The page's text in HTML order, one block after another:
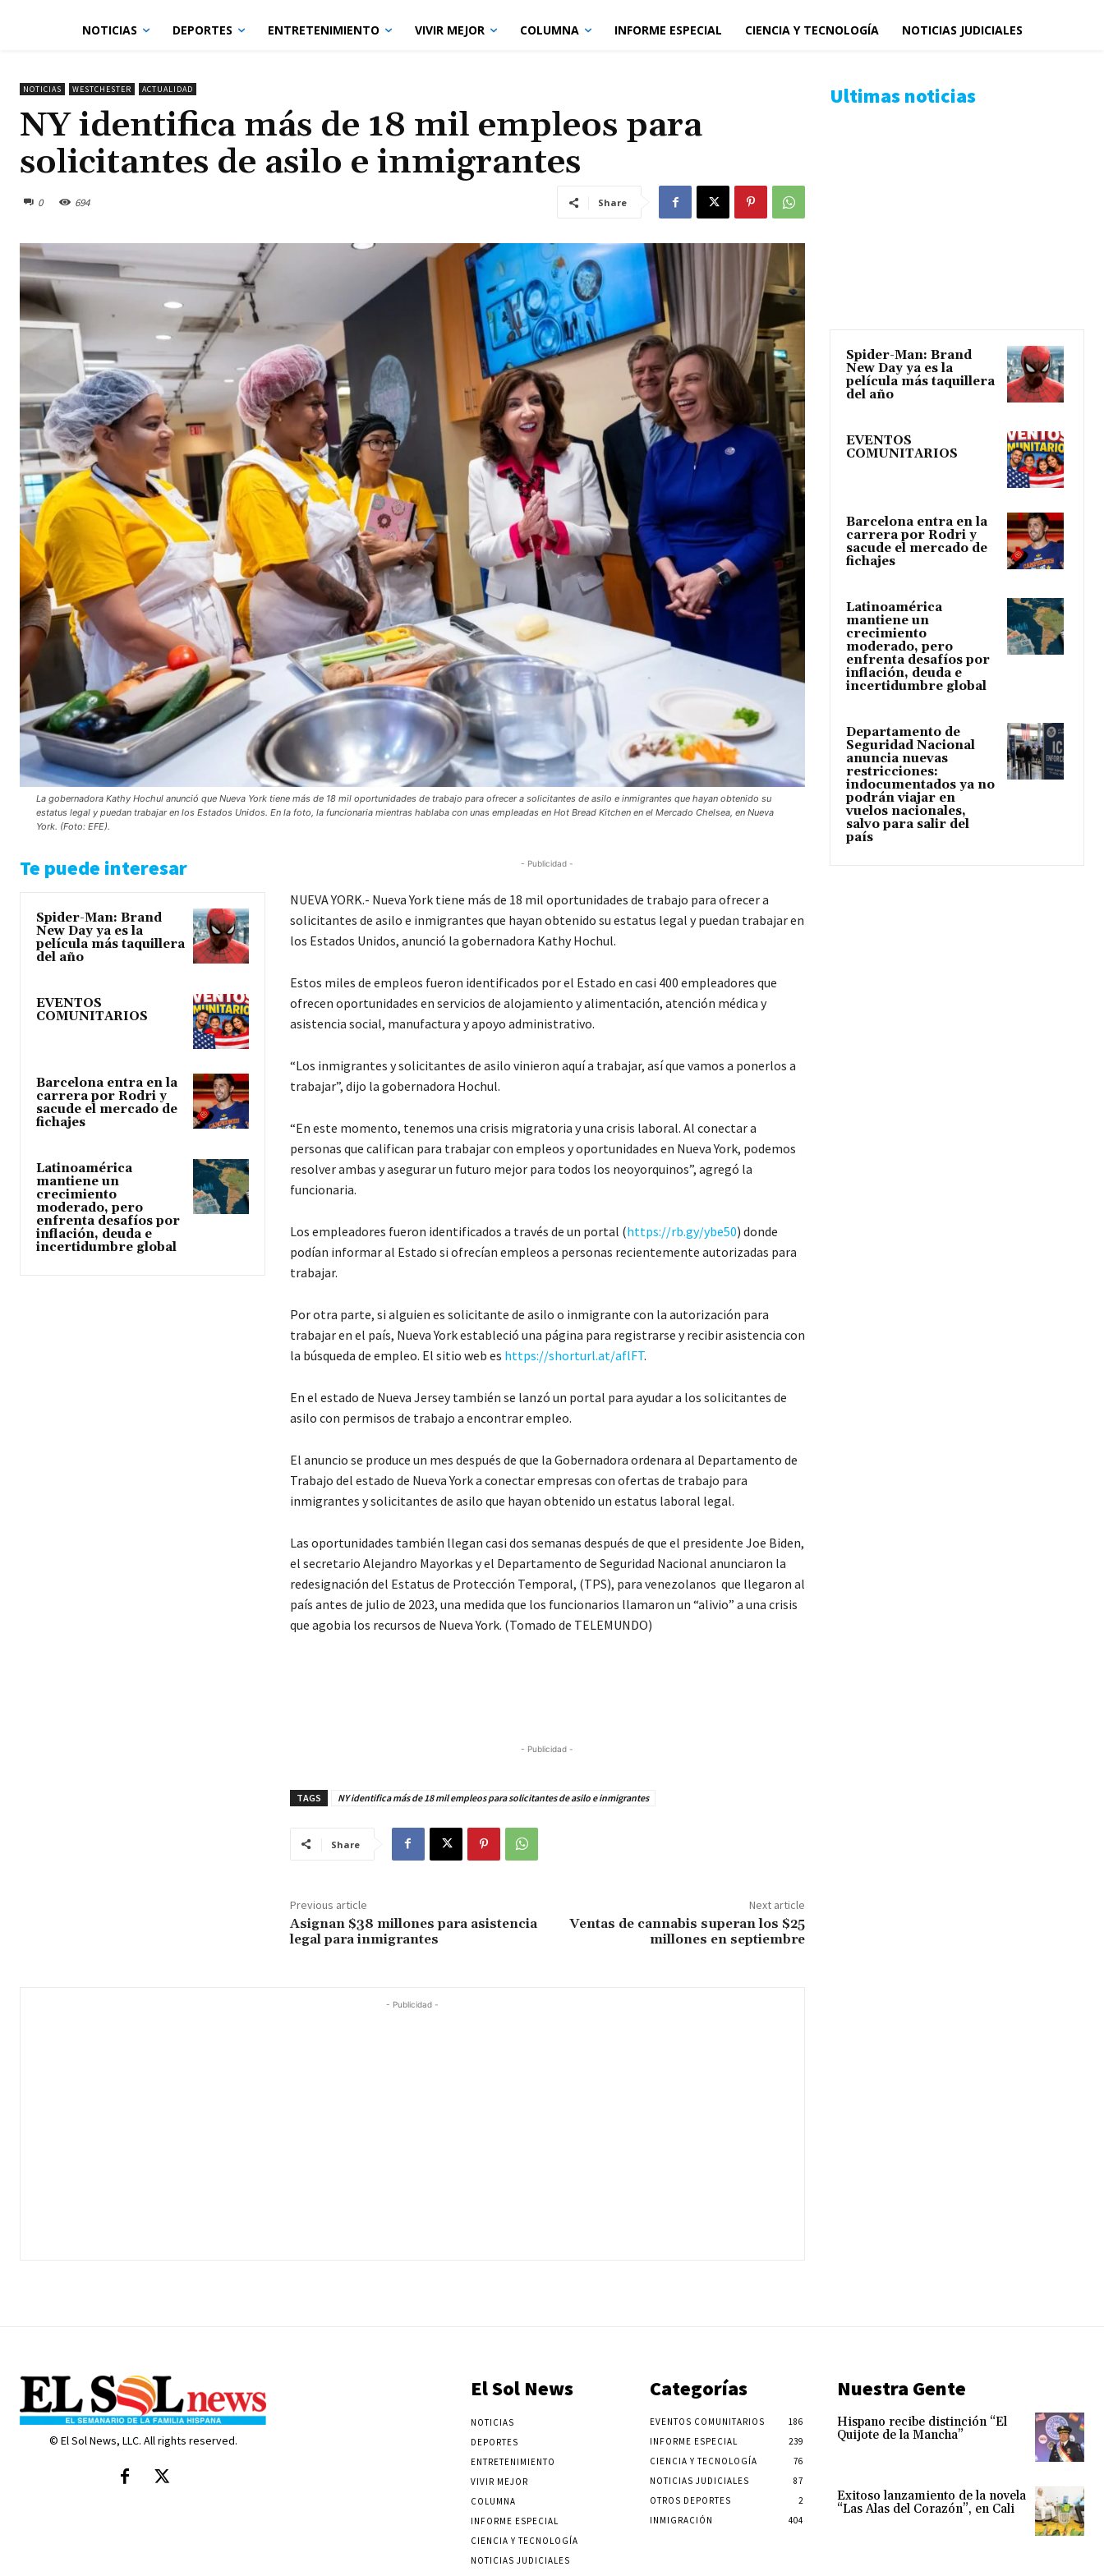
NOTICIAS DEPORTES ENTRETENIMIENTO VIVIR MEJOR COLUMNA INFORME ESPECIAL CIENCIA Y TECNOLOGÍA NOTICIAS JUDICIALES
NOTICIAS WESTCHESTER ACTUALIDAD
NY identifica más de 18 mil empleos para
solicitantes de asilo e inmigrantes
0 694 Share
La gobernadora Kathy Hochul anunció que Nueva York tiene más de 18 mil oportunidades de trabajo para ofrecer a solicitantes de asilo e inmigrantes que hayan obtenido su
estatus legal y puedan trabajar en los Estados Unidos. En la foto, la funcionaria mientras hablaba con unas empleadas en Hot Bread Kitchen en el Mercado Chelsea, en Nueva
York. (Foto: EFE).
Te puede interesar
Spider-Man: Brand
New Day ya es la
película más taquillera
del año
EVENTOS
COMUNITARIOS
Barcelona entra en la
carrera por Rodri y
sacude el mercado de
fichajes
Latinoamérica
mantiene un
crecimiento
moderado, pero
enfrenta desafíos por
inflación, deuda e
incertidumbre global
- Publicidad -
NUEVA YORK.- Nueva York tiene más de 18 mil oportunidades de trabajo para ofrecer a
solicitantes de asilo e inmigrantes que hayan obtenido su estatus legal y puedan trabajar en
los Estados Unidos, anunció la gobernadora Kathy Hochul.
Estos miles de empleos fueron identificados por el Estado en casi 400 empleadores que
ofrecen oportunidades en servicios de alojamiento y alimentación, atención médica y
asistencia social, manufactura y apoyo administrativo.
“Los inmigrantes y solicitantes de asilo vinieron aquí a trabajar, así que vamos a ponerlos a
trabajar”, dijo la gobernadora Hochul.
“En este momento, tenemos una crisis migratoria y una crisis laboral. Al conectar a
personas que califican para trabajar con empleos y oportunidades en Nueva York, podemos
resolver ambas y asegurar un futuro mejor para todos los neoyorquinos”, agregó la
funcionaria.
Los empleadores fueron identificados a través de un portal (https://rb.gy/ybe50) donde
podían informar al Estado si ofrecían empleos a personas recientemente autorizadas para
trabajar.
Por otra parte, si alguien es solicitante de asilo o inmigrante con la autorización para
trabajar en el país, Nueva York estableció una página para registrarse y recibir asistencia con
la búsqueda de empleo. El sitio web es https://shorturl.at/aflFT.
En el estado de Nueva Jersey también se lanzó un portal para ayudar a los solicitantes de
asilo con permisos de trabajo a encontrar empleo.
El anuncio se produce un mes después de que la Gobernadora ordenara al Departamento de
Trabajo del estado de Nueva York a conectar empresas con ofertas de trabajo para
inmigrantes y solicitantes de asilo que hayan obtenido un estatus laboral legal.
Las oportunidades también llegan casi dos semanas después de que el presidente Joe Biden,
el secretario Alejandro Mayorkas y el Departamento de Seguridad Nacional anunciaron la
redesignación del Estatus de Protección Temporal, (TPS), para venezolanos que llegaron al
país antes de julio de 2023, una medida que los funcionarios llamaron un “alivio” a una crisis
que agobia los recursos de Nueva York. (Tomado de TELEMUNDO)
- Publicidad -
TAGS NY identifica más de 18 mil empleos para solicitantes de asilo e inmigrantes
Share
Previous article
Asignan $38 millones para asistencia
legal para inmigrantes
Next article
Ventas de cannabis superan los $25
millones en septiembre
- Publicidad -
Ultimas noticias
Spider-Man: Brand
New Day ya es la
película más taquillera
del año
EVENTOS
COMUNITARIOS
Barcelona entra en la
carrera por Rodri y
sacude el mercado de
fichajes
Latinoamérica
mantiene un
crecimiento
moderado, pero
enfrenta desafíos por
inflación, deuda e
incertidumbre global
Departamento de
Seguridad Nacional
anuncia nuevas
restricciones:
indocumentados ya no
podrán viajar en
vuelos nacionales,
salvo para salir del
país
© El Sol News, LLC. All rights reserved.
El Sol News
NOTICIAS
DEPORTES
ENTRETENIMIENTO
VIVIR MEJOR
COLUMNA
INFORME ESPECIAL
CIENCIA Y TECNOLOGÍA
NOTICIAS JUDICIALES
Categorías
EVENTOS COMUNITARIOS
186
INFORME ESPECIAL
239
CIENCIA Y TECNOLOGÍA
76
NOTICIAS JUDICIALES
87
OTROS DEPORTES
2
INMIGRACIÓN
404
Nuestra Gente
Hispano recibe distinción “El
Quijote de la Mancha”
Exitoso lanzamiento de la novela
“Las Alas del Corazón”, en Cali